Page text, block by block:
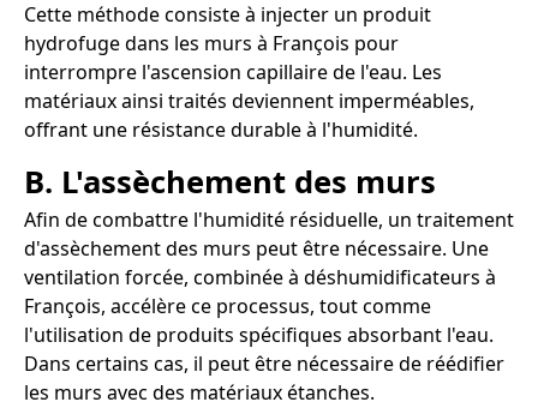
Cette méthode consiste à injecter un produit
hydrofuge dans les murs à François pour
interrompre l'ascension capillaire de l'eau. Les
matériaux ainsi traités deviennent imperméables,
offrant une résistance durable à l'humidité.
B. L'assèchement des murs
Afin de combattre l'humidité résiduelle, un traitement
d'assèchement des murs peut être nécessaire. Une
ventilation forcée, combinée à déshumidificateurs à
François, accélère ce processus, tout comme
l'utilisation de produits spécifiques absorbant l'eau.
Dans certains cas, il peut être nécessaire de réédifier
les murs avec des matériaux étanches.